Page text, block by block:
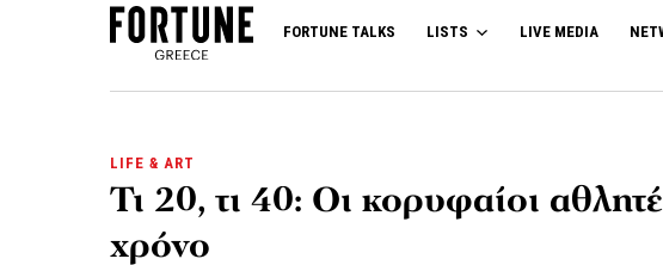
FORTUNE TALKS LISTS LIVE MEDIA
LIFE & ART
Τι 20, τι 40: Οι κορυφαίοι
χρόνο